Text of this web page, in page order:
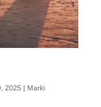
2025 | Marki